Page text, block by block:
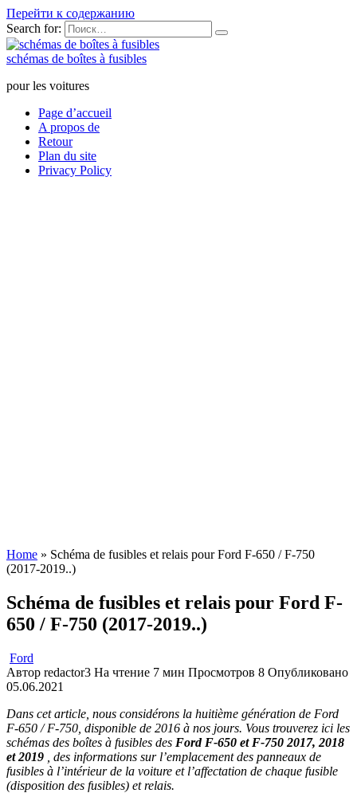
Перейти к содержанию
Search for:
schémas de boîtes à fusibles
pour les voitures
Page d’accueil
A propos de
Retour
Plan du site
Privacy Policy
Home » Schéma de fusibles et relais pour Ford F-650 / F-750
(2017-2019..)
Schéma de fusibles et relais pour Ford F-
650 / F-750 (2017-2019..)
Ford
Автор redactor3 На чтение 7 мин Просмотров 8 Опубликовано
05.06.2021
Dans cet article, nous considérons la huitième génération de Ford
F-650 / F-750, disponible de 2016 à nos jours. Vous trouverez ici les
schémas des boîtes à fusibles des Ford F-650 et F-750 2017, 2018
et 2019 , des informations sur l’emplacement des panneaux de
fusibles à l’intérieur de la voiture et l’affectation de chaque fusible
(disposition des fusibles) et relais.